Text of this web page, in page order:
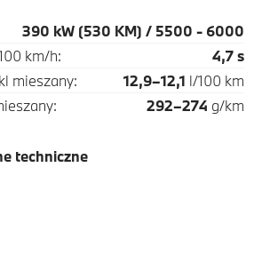
390 kW (530 KM) / 5500 - 6000
km/h:
4,7 s
mieszany:
12,9–12,1 l/100 km
292–274 g/km
techniczne